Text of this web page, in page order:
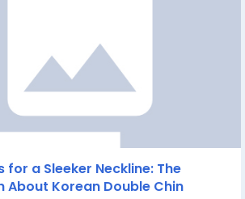
for a Sleeker Neckline: The
About Korean Double Chin